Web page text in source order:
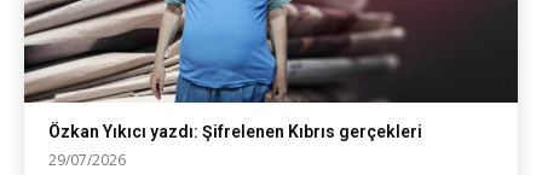
Özkan Yıkıcı yazdı: Şifrelenen Kıbrıs gerçekleri
29/07/2026